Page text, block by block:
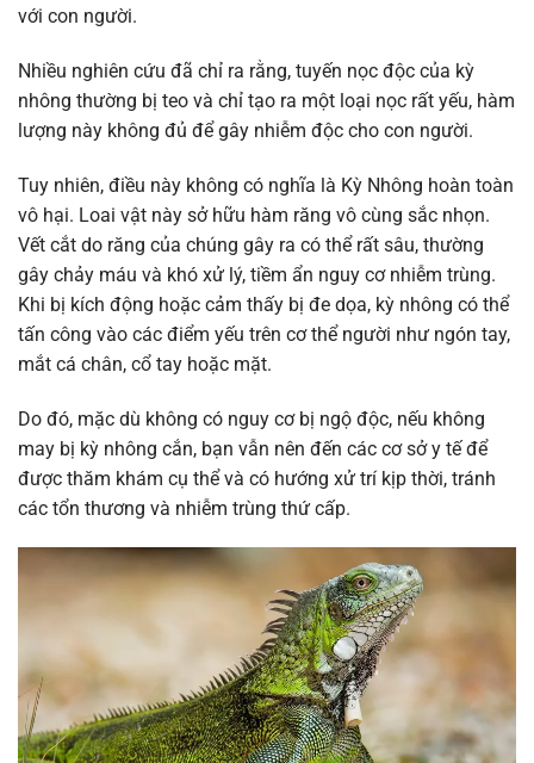
với con người.
Nhiều nghiên cứu đã chỉ ra rằng, tuyến nọc độc của kỳ
nhông thường bị teo và chỉ tạo ra một loại nọc rất yếu, hàm
lượng này không đủ để gây nhiễm độc cho con người.
Tuy nhiên, điều này không có nghĩa là Kỳ Nhông hoàn toàn
vô hại. Loai vật này sở hữu hàm răng vô cùng sắc nhọn.
Vết cắt do răng của chúng gây ra có thể rất sâu, thường
gây chảy máu và khó xử lý, tiềm ẩn nguy cơ nhiễm trùng.
Khi bị kích động hoặc cảm thấy bị đe dọa, kỳ nhông có thể
tấn công vào các điểm yếu trên cơ thể người như ngón tay,
mắt cá chân, cổ tay hoặc mặt.
Do đó, mặc dù không có nguy cơ bị ngộ độc, nếu không
may bị kỳ nhông cắn, bạn vẫn nên đến các cơ sở y tế để
được thăm khám cụ thể và có hướng xử trí kịp thời, tránh
các tổn thương và nhiễm trùng thứ cấp.